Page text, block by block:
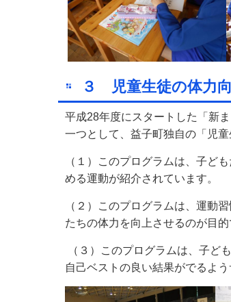
３ 児童生徒の体力
平成28年度にスタートした「新
一つとして、益子町独自の「児
（１）このプログラムは、子ど
める運動が紹介されています。
（２）このプログラムは、運動
たちの体力を向上させるのが目的
（３）このプログラムは、子ど
自己ベストの良い結果がでるよう